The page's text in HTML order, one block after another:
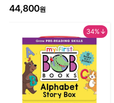
44,800원
34%↓